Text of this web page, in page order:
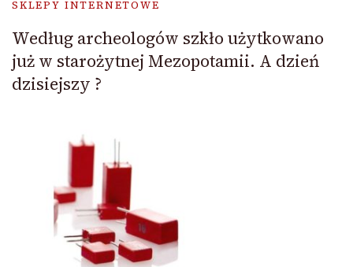
SKLEPY INTERNETOWE
Według archeologów szkło użytkowano
już w starożytnej Mezopotamii. A dzień
dzisiejszy ?